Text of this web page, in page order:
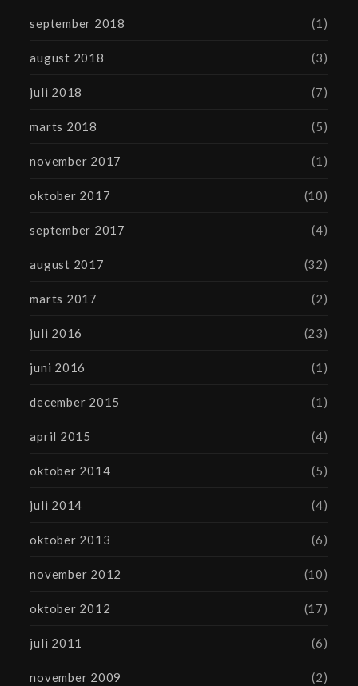
september 2018 (1)
august 2018 (3)
juli 2018 (7)
marts 2018 (5)
november 2017 (1)
oktober 2017 (10)
september 2017 (4)
august 2017 (32)
marts 2017 (2)
juli 2016 (23)
juni 2016 (1)
december 2015 (1)
april 2015 (4)
oktober 2014 (5)
juli 2014 (4)
oktober 2013 (6)
november 2012 (10)
oktober 2012 (17)
juli 2011 (6)
november 2009 (2)